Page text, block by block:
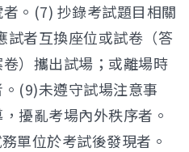
。(7) 抄錄考試題目相關
試者互換座位或試卷（答
）攜出試場；或離場時
(9)未遵守試場注意事
擾亂考場內外秩序者。
單位於考試後發現者。